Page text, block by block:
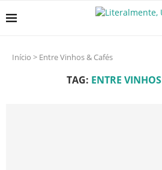
Início > Entre Vinhos & Cafés
TAG: ENTRE